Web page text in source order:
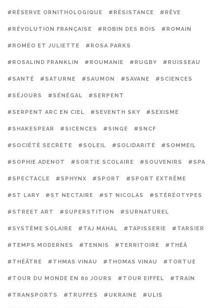
#RÉSERVE ORNITHOLOGIQUE #RÉSISTANCE #RÊVE
#RÉVOLUTION FRANÇAISE #ROBIN DES BOIS #ROMAIN
#ROMÉO ET JULIETTE #ROSA PARKS
#ROSALIND FRANKLIN #ROUMANIE #RUGBY #RUISSEAU
#SANTÉ #SATURNE #SAUMON #SAVANE #SCIENCES
#SÉJOURS #SÉNÉGAL #SERPENT
#SERPENT ARC EN CIEL #SEVENTH SKY #SEXISME
#SHAKESPEAR #SICENCES #SINGE #SNCF
#SOCIÉTÉ SECRÈTE #SOLEIL #SOLIDARITÉ #SOMMEIL
#SOPHIE ADENOT #SORTIE SCOLAIRE #SOUVENIRS #SPA
#SPECTACLE #SPHYNX #SPORT #SPORT EXTRÊME
#ST LARY #ST NECTAIRE #ST NICOLAS #STÉRÉOTYPES
#STREET ART #SUPERSTITION #SURNATUREL
#SYSTÈME SOLAIRE #TAJ MAHAL #TAPISSERIE #TARSIER
#TEMPS MODERNES #TENNIS #TERRITOIRE #THÉÂ
#THÉÂTRE #THMAS VINAU #THOMAS VINAU #TORTUE
#TOUR DU MONDE EN 80 JOURS #TOUR EIFFEL #TRAIN
#TRANSPORTS #TRUFFES #UKRAINE #ULIS